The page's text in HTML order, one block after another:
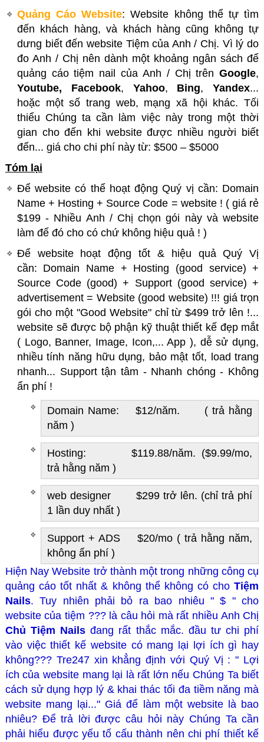
Quảng Cáo Website: Website không thể tự tìm
đến khách hàng, và khách hàng cũng không tự
dưng biết đến website Tiệm của Anh / Chị. Vì lý do
đo Anh / Chị nên dành một khoảng ngân sách để
quảng cáo tiệm nail của Anh / Chị trênGoogle,
Youtube, Facebook, Yahoo, Bing,Yandex...
hoặc một số trang web, mạng xã hội khác. Tối
thiểu Chúng ta cần làm việc này trong một thời
gian cho đến khi website được nhiều người biết
đến... giá cho chi phí này từ: $500 – $5000
Tóm lại
Để website có thể hoạt động Quý vị cần: Domain
Name + Hosting + Source Code = website ! ( giá rẻ
$199 - Nhiều Anh / Chị chọn gói này và website
làm để đó cho có chứ không hiệu quả ! )
Để website hoạt động tốt & hiệu quả Quý Vị
cần: Domain Name + Hosting (good service) +
Source Code (good) + Support (good service) +
advertisement = Website (good website) !!! giá trọn
gói cho một "Good Website" chỉ từ $499 trở lên !...
website sẽ được bộ phận kỹ thuật thiết kế đẹp mắt
( Logo, Banner, Image, Icon,... App ), dễ sử dụng,
nhiều tính năng hữu dụng, bảo mật tốt, load trang
nhanh... Support tận tâm - Nhanh chóng - Không
ẩn phí !
Domain Name: $12/năm. ( trả hằng
năm )
Hosting: $119.88/năm. ($9.99/mo,
trả hằng năm )
web designer $299 trở lên. (chỉ trả phí
1 lần duy nhất )
Support + ADS $20/mo ( trả hằng năm,
không ẩn phí )
Hiện Nay Website trở thành một trong những công cụ
quảng cáo tốt nhất & không thể không có choTiệm
Nails. Tuy nhiên phải bỏ ra bao nhiêu " $ " cho
website của tiệm ??? là câu hỏi mà rất nhiều Anh Chị
Chủ Tiệm Nails đang rất thắc mắc. đầu tư chi phí
vào việc thiết kế website có mang lại lợi ích gì hay
không??? Tre247 xin khẳng định với Quý Vị : " Lợi
ích của website mang lại là rất lớn nếu Chúng Ta biết
cách sử dụng hợp lý & khai thác tối đa tiềm năng mà
website mang lại..." Giá để làm một website là bao
nhiêu? Để trả lời được câu hỏi này Chúng Ta cần
phải hiểu được yếu tố cấu thành nên chi phí thiết kế